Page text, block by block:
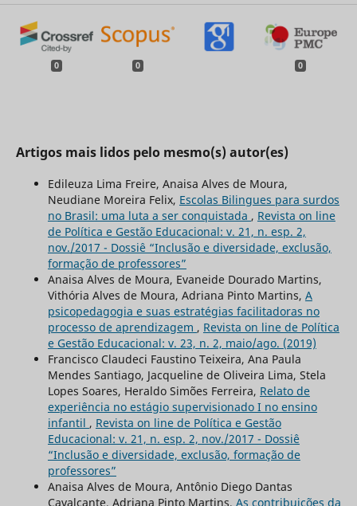
0 0 0
Artigos mais lidos pelo mesmo(s) autor(es)
Edileuza Lima Freire, Anaisa Alves de Moura,
Neudiane Moreira Felix, Escolas Bilingues para surdos
no Brasil: uma luta a ser conquistada , Revista on line
de Política e Gestão Educacional: v. 21, n. esp. 2,
nov./2017 - Dossiê “Inclusão e diversidade, exclusão,
formação de professores”
Anaisa Alves de Moura, Evaneide Dourado Martins,
Vithória Alves de Moura, Adriana Pinto Martins, A
psicopedagogia e suas estratégias facilitadoras no
processo de aprendizagem , Revista on line de Política
e Gestão Educacional: v. 23, n. 2, maio/ago. (2019)
Francisco Claudeci Faustino Teixeira, Ana Paula
Mendes Santiago, Jacqueline de Oliveira Lima, Stela
Lopes Soares, Heraldo Simões Ferreira, Relato de
experiência no estágio supervisionado I no ensino
infantil , Revista on line de Política e Gestão
Educacional: v. 21, n. esp. 2, nov./2017 - Dossiê
“Inclusão e diversidade, exclusão, formação de
professores”
Anaisa Alves de Moura, Antônio Diego Dantas
Cavalcante, Adriana Pinto Martins, As contribuições da